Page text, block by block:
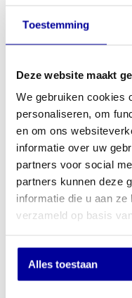
Toestemming
Deze website maakt
We gebruiken cookies
personaliseren, om
en om ons
informatie over uw
partners voor social
partners kunnen deze
informatie die u aan
verzameld op basis
Alles toestaan
E-mailadres
Ons
Bureaustoelen
Kantoormachines
Kantoormeubelen
Kasregisters
Kluizen
Over Kaptino
Over ons